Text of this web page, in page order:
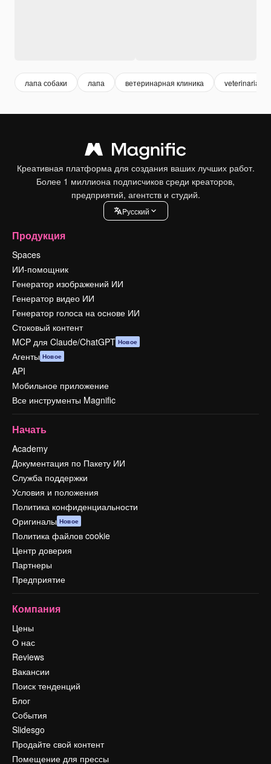
лапа собаки лапа ветеринарная клиника veterinarian
Креативная платформа для создания ваших лучших работ.
Более 1 миллиона подписчиков среди креаторов,
предприятий, агентств и студий.
Pусский
Продукция
Spaces
ИИ-помощник
Генератор изображений ИИ
Генератор видео ИИ
Генератор голоса на основе ИИ
Стоковый контент
MCP для Claude/ChatGPT Новое
Агенты Новое
API
Мобильное приложение
Все инструменты Magnific
Начать
Academy
Документация по Пакету ИИ
Служба поддержки
Условия и положения
Политика конфиденциальности
Оригиналы Новое
Политика файлов cookie
Центр доверия
Партнеры
Предприятие
Компания
Цены
О нас
Reviews
Вакансии
Поиск тенденций
Блог
События
Slidesgo
Продайте свой контент
Помещение для прессы